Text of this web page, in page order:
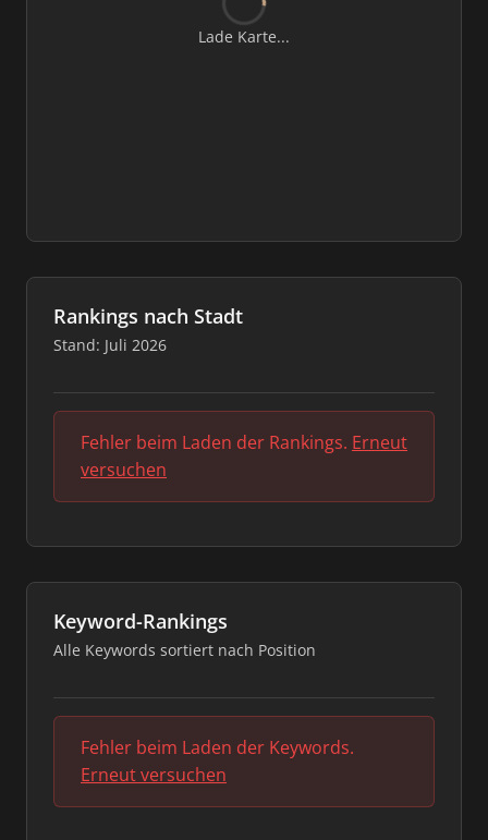
Lade Karte...
Rankings nach Stadt
Stand: Juli 2026
Fehler beim Laden der Rankings. Erneut
versuchen
Keyword-Rankings
Alle Keywords sortiert nach Position
Fehler beim Laden der Keywords.
Erneut versuchen